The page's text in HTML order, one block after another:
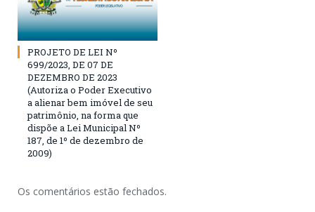
PROJETO DE LEI Nº
699/2023, DE 07 DE
DEZEMBRO DE 2023
(Autoriza o Poder Executivo
a alienar bem imóvel de seu
patrimônio, na forma que
dispõe a Lei Municipal Nº
187, de 1º de dezembro de
2009)
Os comentários estão fechados.